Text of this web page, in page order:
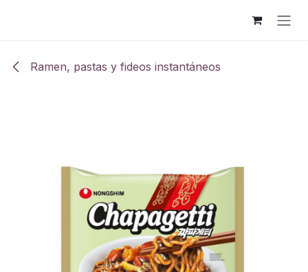
Ramen, pastas y fideos instantáneos